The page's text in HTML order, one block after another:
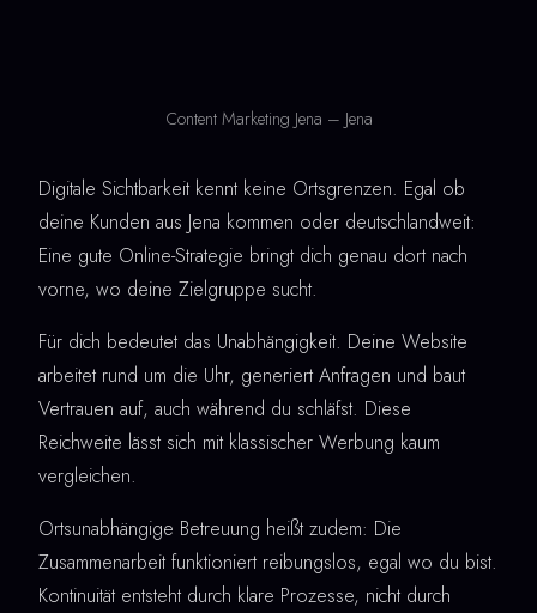
Content Marketing Jena – Jena
Digitale Sichtbarkeit kennt keine Ortsgrenzen. Egal ob
deine Kunden aus Jena kommen oder deutschlandweit:
Eine gute Online-Strategie bringt dich genau dort nach
vorne, wo deine Zielgruppe sucht.
Für dich bedeutet das Unabhängigkeit. Deine Website
arbeitet rund um die Uhr, generiert Anfragen und baut
Vertrauen auf, auch während du schläfst. Diese
Reichweite lässt sich mit klassischer Werbung kaum
vergleichen.
Ortsunabhängige Betreuung heißt zudem: Die
Zusammenarbeit funktioniert reibungslos, egal wo du bist.
Kontinuität entsteht durch klare Prozesse, nicht durch